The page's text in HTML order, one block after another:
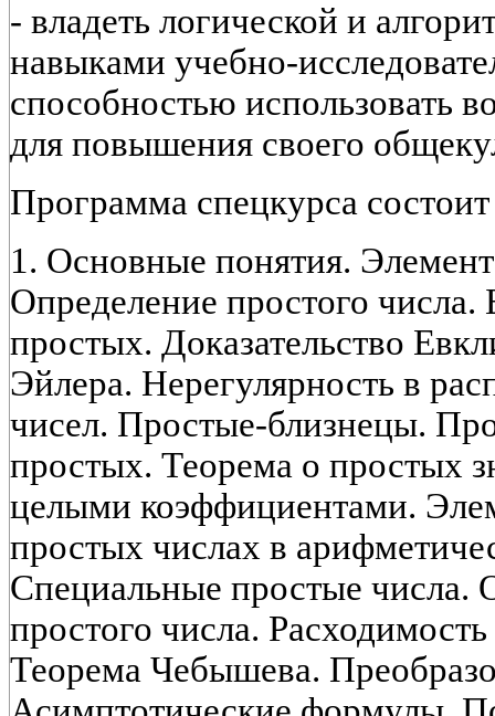
- владеть логической и
навыками учебно-
способностью использовать
для повышения своего
Программа спецкурса
1. Основные понятия.
Определение простого числа.
простых. Доказательство
Эйлера. Нерегулярность в
чисел. Простые-близнецы.
простых. Теорема о простых
целыми коэффициентами.
простых числах в
Специальные простые числа.
простого числа.
Теорема Чебышева.